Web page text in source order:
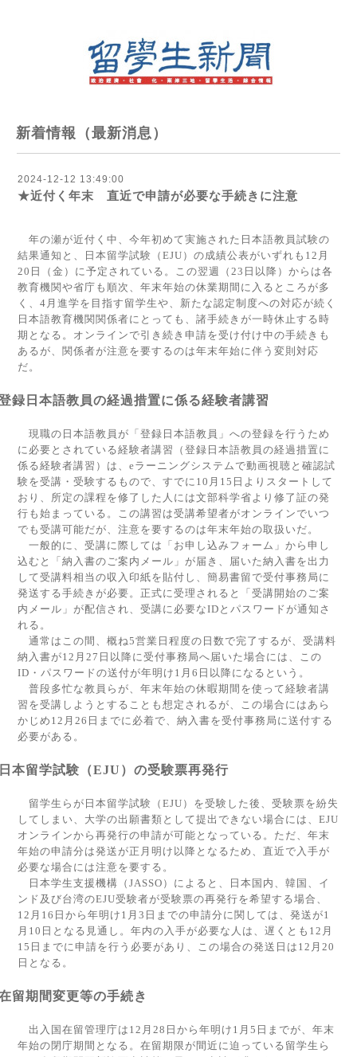
新着情報（最新消息）
2024-12-12 13:49:00
★近付く年末 直近で申請が必要な手続きに注意
年の瀬が近付く中、今年初めて実施された日本語教員試験の
結果通知と、日本留学試験（ EJU ）の成績公表がいずれも 12 月
20 日（金）に予定されている。この翌週（ 23 日以降）からは各
教育機関や省庁も順次、年末年始の休業期間に入るところが多
く、 4 月進学を目指す留学生や、新たな認定制度への対応が続く
日本語教育機関関係者にとっても、諸手続きが一時休止する時
期となる。オンラインで引き続き申請を受け付け中の手続きも
あるが、関係者が注意を要するのは年末年始に伴う変則対応
だ。
録日本語教員の経過措置に係る経験者講習
現職の日本語教員が「登録日本語教員」への登録を行うため
に必要とされている経験者講習（登録日本語教員の経過措置に
係る経験者講習）は、 eラーニングシステムで動画視聴と確認試
験を受講・受験するもので、すでに 10 月 15 日よりスタートして
おり、所定の課程を修了した人には文部科学省より修了証の発
行も始まっている。この講習は受講希望者がオンラインでいつ
でも受講可能だが、注意を要するのは年末年始の取扱いだ。
一般的に、受講に際しては「お申し込みフォーム」から申し
込むと「納入書のご案内メール」が届き、届いた納入書を出力
して受講料相当の収入印紙を貼付し、簡易書留で受付事務局に
発送する手続きが必要。正式に受理されると「受講開始のご案
内メール」が配信され、受講に必要なID とパスワードが通知さ
れる。
通常はこの間、概ね5営業日程度の日数で完了するが、受講料
納入書が12 月 27 日以降に受付事務局へ届いた場合には、この
ID ・パスワードの送付が年明け 1 月 6 日以降になるという。
普段多忙な教員らが、年末年始の休暇期間を使って経験者講
習を受講しようとすることも想定されるが、この場合にはあら
かじめ 12 月 26 日までに必着で、納入書を受付事務局に送付する
必要がある。
本留学試験（EJU ）の受験票再発行
留学生らが日本留学試験（ EJU ）を受験した後、受験票を紛失
してしまい、大学の出願書類として提出できない場合には、 EJU
オンラインから再発行の申請が可能となっている。ただ、年末
年始の申請分は発送が正月明け以降となるため、直近で入手が
必要な場合には注意を要する。
日本学生支援機構（ JASSO ）によると、日本国内、韓国、イ
ンド及び台湾のEJU受験者が受験票の再発行を希望する場合、
12 月 16 日から年明け 1 月 3 日までの申請分に関しては、発送が1
月 10 日となる見通し。年内の入手が必要な人は、遅くとも 12 月
15 日までに申請を行う必要があり、この場合の発送日は 12 月 20
日となる。
留期間変更等の手続き
出入国在留管理庁は 12 月 28 日から年明け 1 月 5 日までが、年末
年始の閉庁期間となる。在留期限が間近に迫っている留学生ら